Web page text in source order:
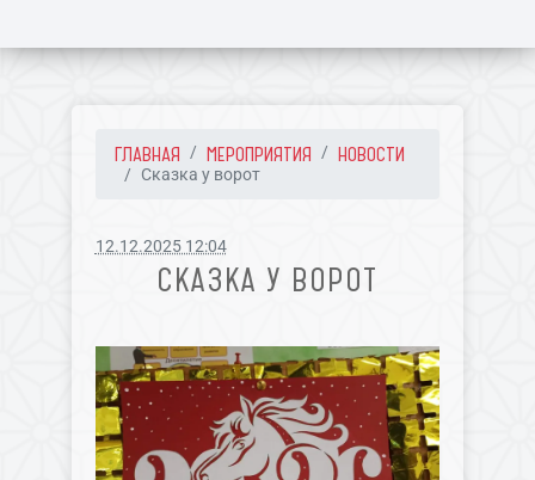
ГЛАВНАЯ МЕРОПРИЯТИЯ НОВОСТИ
Сказка у ворот
12.12.2025 12:04
СКАЗКА У ВОРОТ